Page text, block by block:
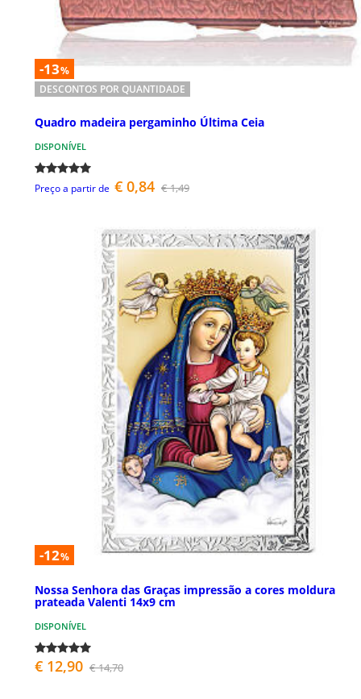
-13%
DESCONTOS POR QUANTIDADE
Quadro madeira pergaminho Última Ceia
DISPONÍVEL
Preço a partir de € 0,84 € 1,49
-12%
Nossa Senhora das Graças impressão a cores moldura
prateada Valenti 14x9 cm
DISPONÍVEL
€ 12,90 € 14,70